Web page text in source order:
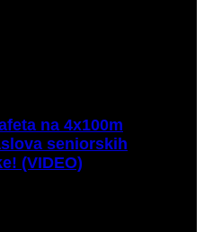
na 4x100m
seniorskih
(VIDEO)